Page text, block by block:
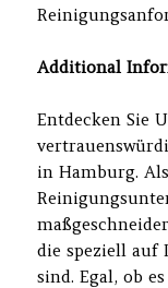
Additional
Entdecken Sie
in Hamburg.
die speziell auf
sind. Egal, ob